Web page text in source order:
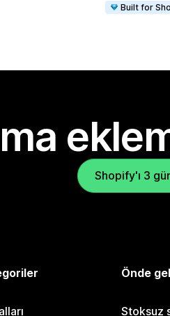
Built for
Shopify'ı 3
Önde
Stoksuz